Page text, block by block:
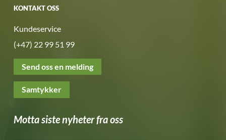
KONTAKT OSS
Kundeservice
(+47) 22 99 51 99
Send oss en melding
Samtykker
Motta siste nyheter fra oss